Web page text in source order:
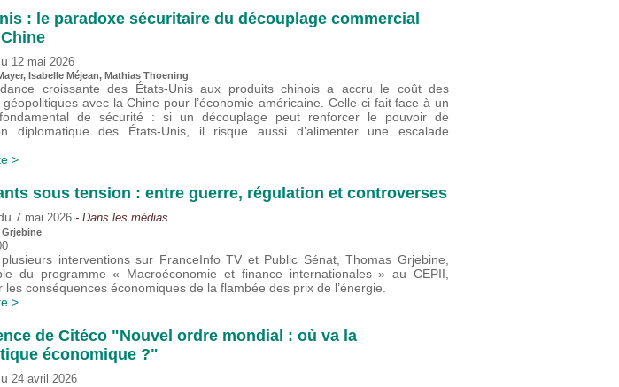
: le paradoxe sécuritaire du découplage commercial
12 mai 2026
, Isabelle Méjean, Mathias Thoening
croissante des États-Unis aux produits chinois a accru le coût des
avec la Chine pour l’économie américaine. Celle-ci fait face à un
de sécurité : si un découplage peut renforcer le pouvoir de
diplomatique des États-Unis, il risque aussi d’alimenter une escalade
>
sous tension : entre guerre, régulation et controverses
7 mai 2026 - Dans les médias
interventions sur FranceInfo TV et Public Sénat, Thomas Grjebine,
du programme « Macroéconomie et finance internationales » au CEPII,
les conséquences économiques de la flambée des prix de l’énergie.
>
de Citéco "Nouvel ordre mondial : où va la
économique ?"
24 avril 2026